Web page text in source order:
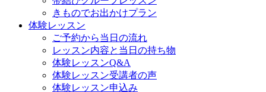
きものでお出かけプラン
体験レッスン
ご予約から当日の流れ
レッスン内容と当日の持ち物
体験レッスンQ&A
体験レッスン受講者の声
体験レッスン申込み